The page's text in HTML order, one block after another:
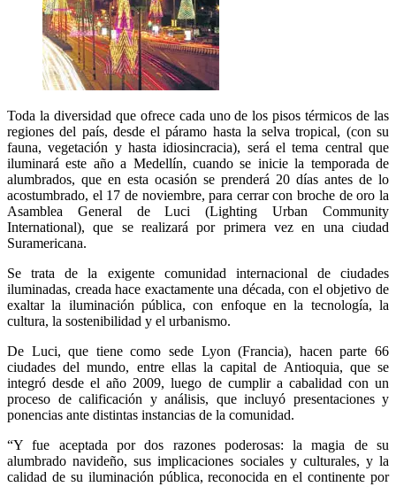
Toda la diversidad que ofrece cada uno de los pisos térmicos de las
regiones del país, desde el páramo hasta la selva tropical, (con su
fauna, vegetación y hasta idiosincracia), será el tema central que
iluminará este año a Medellín, cuando se inicie la temporada de
alumbrados, que en esta ocasión se prenderá 20 días antes de lo
acostumbrado, el 17 de noviembre, para cerrar con broche de oro la
Asamblea General de Luci (Lighting Urban Community
International), que se realizará por primera vez en una ciudad
Suramericana.
Se trata de la exigente comunidad internacional de ciudades
iluminadas, creada hace exactamente una década, con el objetivo de
exaltar la iluminación pública, con enfoque en la tecnología, la
cultura, la sostenibilidad y el urbanismo.
De Luci, que tiene como sede Lyon (Francia), hacen parte 66
ciudades del mundo, entre ellas la capital de Antioquia, que se
integró desde el año 2009, luego de cumplir a cabalidad con un
proceso de calificación y análisis, que incluyó presentaciones y
ponencias ante distintas instancias de la comunidad.
“Y fue aceptada por dos razones poderosas: la magia de su
alumbrado navideño, sus implicaciones sociales y culturales, y la
calidad de su iluminación pública, reconocida en el continente por